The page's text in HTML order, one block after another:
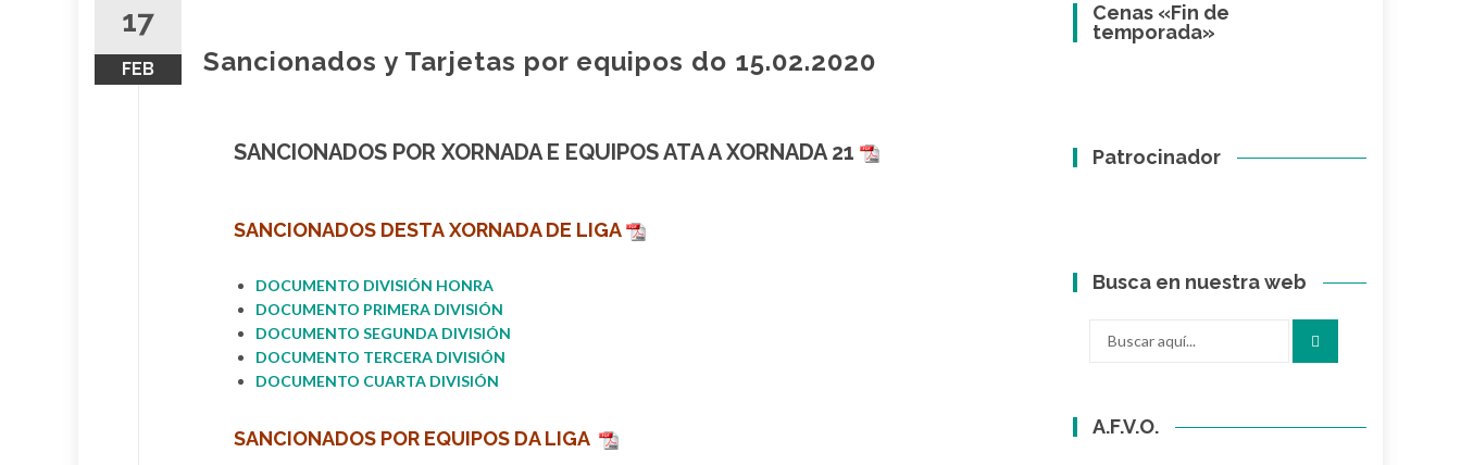
17
FEB Sancionados y Tarjetas por equipos do 15.02.2020
SANCIONADOS POR XORNADA E EQUIPOS ATA A XORNADA 21
SANCIONADOS DESTAXORNADA DE LIGA
DOCUMENTO DIVISIÓN HONRA
DOCUMENTO PRIMERA DIVISIÓN
DOCUMENTO SEGUNDA DIVISIÓN
DOCUMENTO TERCERA DIVISIÓN
DOCUMENTO CUARTA DIVISIÓN
SANCIONADOS POR EQUIPOS DA LIGA
Cenas «Fin de
temporada»
Patrocinador
Busca en nuestra web
A.F.V.O.